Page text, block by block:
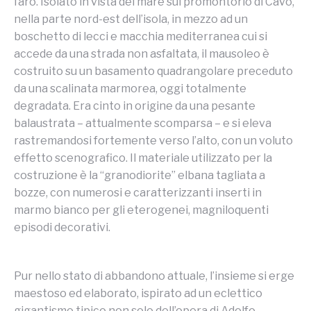
nella parte nord-est dell’isola, in mezzo ad un
boschetto di lecci e macchia mediterranea cui si
accede da una strada non asfaltata, il mausoleo è
costruito su un basamento quadrangolare preceduto
da una scalinata marmorea, oggi totalmente
degradata. Era cinto in origine da una pesante
balaustrata – attualmente scomparsa – e si eleva
rastremandosi fortemente verso l’alto, con un voluto
effetto scenografico. Il materiale utilizzato per la
costruzione è la “granodiorite” elbana tagliata a
bozze, con numerosi e caratterizzanti inserti in
marmo bianco per gli eterogenei, magniloquenti
episodi decorativi.
Pur nello stato di abbandono attuale, l’insieme si erge
maestoso ed elaborato, ispirato ad un eclettico